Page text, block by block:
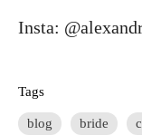
Insta:
Tags
blog bride